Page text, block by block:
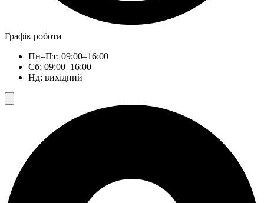
Графік роботи
Пн–Пт: 09:00–16:00
Сб: 09:00–16:00
Нд: вихідний